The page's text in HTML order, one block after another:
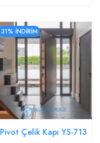
31% İNDİRİM
Pivot Çelik Kapı YS-713